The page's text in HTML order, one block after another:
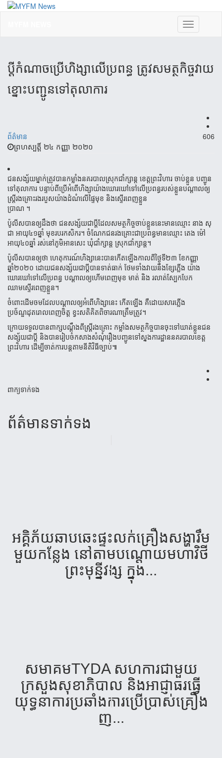
Toggle
navigation
ប្តីកំណាចប្រើហិង្សាលើប្រពន្ធ ត្រូវសមត្ថកិច្ចវាយ
ខ្នោះបញ្ជូនទៅតុលាការ
606
ព័ត៌មាន
ព្រហស្បត្តិ៍ ២៤ កញ្ញា ២០២០
ជនសង្ស័យម្នាក់ត្រូវបានកម្លាំងនគរបាលស្រុកជាំក្សាន្ត ខេត្តព្រះវិហារ ចាប់ខ្លួន បញ្ជូន
ទៅតុលាការ បន្ទាប់ពីប្រើអំពើហិង្សាយ៉ាងឃោរឃៅទៅលើប្រពន្ធរបស់ខ្លួនបណ្តាលឲ្យ
ស្ត្រីរងគ្រោះរងរបួសយ៉ាងដំណំលេីផ្ទៃមុខ និងស្ទេីរពេញខ្លួន
ប្រាណ ។
ប៉ូលីសបានឲ្យដឹងថា ជនសង្ស័យជាប្តីដែលសមត្ថកិច្ចចាប់ខ្លួននេះមានឈ្មោះ នាង សុ
ជា អាយុ៤១ឆ្នាំ មុខរបរកសិករ។ ចំណែកជនរងគ្រោះជាប្រពន្ធមានឈ្មោះ តេង ម៉ៅ
អាយុ៤០ឆ្នាំ រស់នៅភូមិអានសេះ ឃុំជាំក្សាន្ត ស្រុកជាំក្សាន្ត។
ប៉ូលីសបានឲ្យថា ហេតុការណ៍ហិង្សានេះបានកេីតឡេីងកាលពីថ្ងៃទី២៣ ខែកញ្ញា
ឆ្នាំ២០២០ ដោយជនសង្ស័យជាប្តីបានទាត់ធាក់ ថែមទាំងវាយនឹងខ្សែភ្លើង យ៉ាង
ឃោរឃៅទៅលើប្រពន្ធ បណ្តាលឲ្យហើមពេញមុខ មាត់ និង រលាត់ស្បែកបែក
ឈាមស្ទើរពេញខ្លួន។
ចំពោះដេីមចមដែលបណ្ដាលឲ្យអំពេីហិង្សានេះ កេីតឡេីង គឺដោយសារភ្លេីង
ប្រច័ណ្ឌដុតរោលពេញចិត្ត ខ្វះសតិគិតពិចារណាត្រឹមត្រូវ។
ក្រោយទទួលបានពាក្សបណ្តឹងពីស្ត្រីរងគ្រោះ កម្លាំងសមត្ថកិច្ចបានចុះទៅឃាត់ខ្លួនជន
សង្ស័យជាប្តី និងបានរៀបចំកសាងសំណុំរឿងបញ្ជូនទៅស្នងការដ្ឋាននគរបាលខេត្ត
ព្រះវិហារ ដើម្បីចាត់ការបន្តតាមនីតិវិធីច្បាប់៕
ពាក្យទាក់ទង
ព័ត៌មាន​ទាក់​ទង
អគ្គិ​ភ័យឆាប​ឆេះ​​ផ្ទះ​លក់​គ្រឿង​សង្ហា​រឹម​
មួយក​ន្លែង​ នៅតាម​បណ្ដោយ​មហាវិថី​
ព្រះ​មុន្នី​វង្ស​ ក្នុង​...
សមាគមTYDA សហការ​ជា​មួយ​
ក្រសួង​សុខា​ភិបាល និង​អាជ្ញាធរ​ធ្វើ​
យុទ្ធនាការ​​ប្រឆាំង​ការប្រើប្រាស់​គ្រឿង​
ញ...